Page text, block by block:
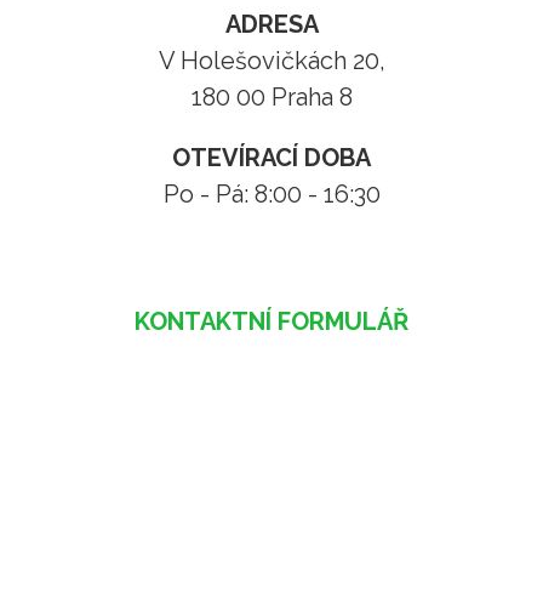
ADRESA
V Holešovičkách 20,
180 00 Praha 8
OTEVÍRACÍ DOBA
Po - Pá: 8:00 - 16:30
KONTAKTNÍ FORMULÁŘ